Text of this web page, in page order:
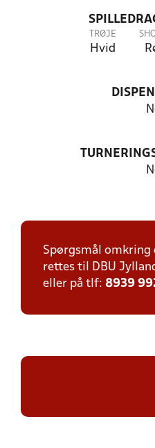
TRØJE
Hvid
Spørgsmål omkring
rettes til DBU
eller på tlf: 8939